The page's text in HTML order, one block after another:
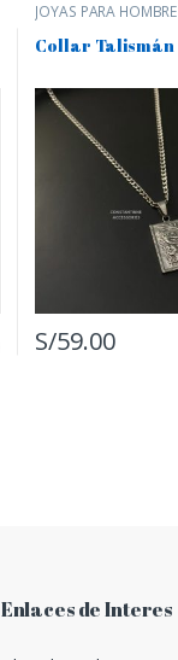
JOYAS PARA HOMBRE
Collar Talismán
S/59.00
Enlaces de Interes